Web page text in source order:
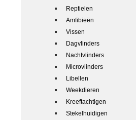
Reptielen
Amfibieën
Vissen
Dagvlinders
Nachtvlinders
Microvlinders
Libellen
Weekdieren
Kreeftachtigen
Stekelhuidigen